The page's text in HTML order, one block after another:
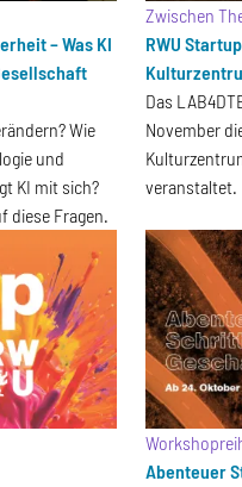
– Was KI
Wie
und
KI mit sich?
diese Fragen.
Zwischen
RWU
Das
November
veranstaltet.
Abenteuer